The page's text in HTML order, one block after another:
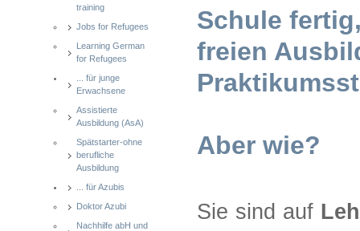
training
Jobs for Refugees
Learning German
for Refugees
... für junge
Erwachsene
Assistierte
Ausbildung (AsA)
Spätstarter-ohne
berufliche
Ausbildung
... für Azubis
Doktor Azubi
Nachhilfe abH und
Schule
freien
Aber wie?
Sie sind auf